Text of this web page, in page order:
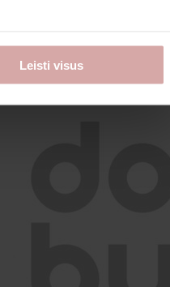
Leisti visus